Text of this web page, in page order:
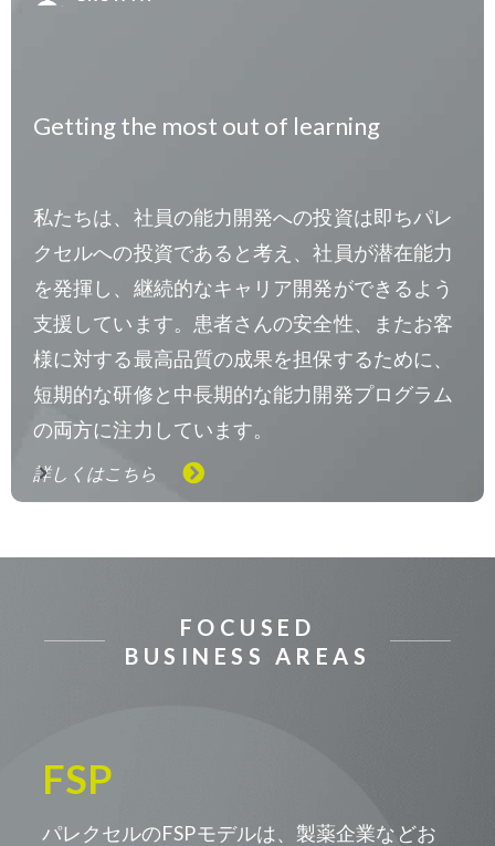
Getting the most out of learning
私たちは、社員の能力開発への投資は即ちパレ
クセルへの投資であると考え、社員が潜在能力
を発揮し、継続的なキャリア開発ができるよう
支援しています。患者さんの安全性、またお客
様に対する最高品質の成果を担保するために、
短期的な研修と中長期的な能力開発プログラム
の両方に注力しています。
詳しくはこちら
FOCUSED
BUSINESS AREAS
FSP
パレクセルのFSPモデルは、製薬企業などお